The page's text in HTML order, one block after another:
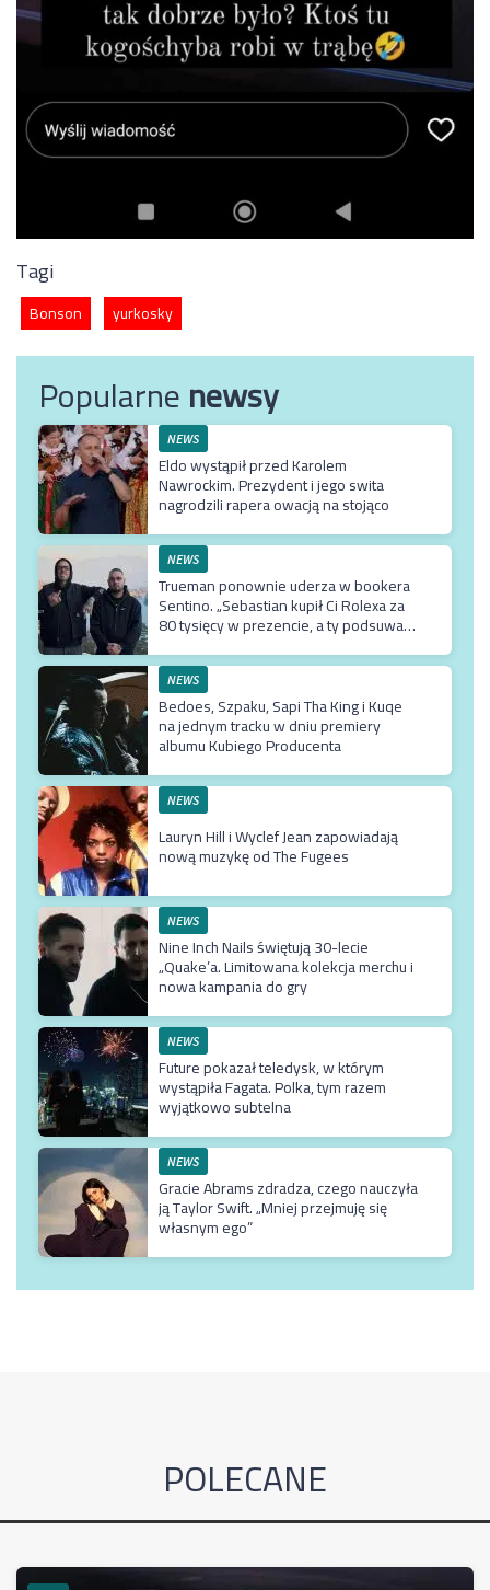
Tagi
Bonson yurkosky
Popularnenewsy
NEWS
Eldo wystąpił przed Karolem
Nawrockim. Prezydent i jego swita
nagrodzili rapera owacją na stojąco
NEWS
Trueman ponownie uderza w bookera
Sentino. „Sebastian kupił Ci Rolexa za
80 tysięcy w prezencie, a ty podsuwasz
NEWS
Bedoes, Szpaku, Sapi Tha King i Kuqe
na jednym tracku w dniu premiery
albumu Kubiego Producenta
NEWS
Lauryn Hill i Wyclef Jean zapowiadają
nową muzykę od The Fugees
NEWS
Nine Inch Nails świętują 30-lecie
„Quake’a. Limitowana kolekcja merchu i
nowa kampania do gry
NEWS
Future pokazał teledysk, w którym
wystąpiła Fagata. Polka, tym razem
wyjątkowo subtelna
NEWS
Gracie Abrams zdradza, czego nauczyła
ją Taylor Swift. „Mniej przejmuję się
własnym ego”
POLECANE